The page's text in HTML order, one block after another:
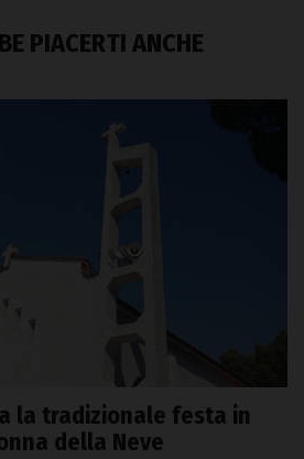
PIACERTI ANCHE
la tradizionale festa in
della Neve